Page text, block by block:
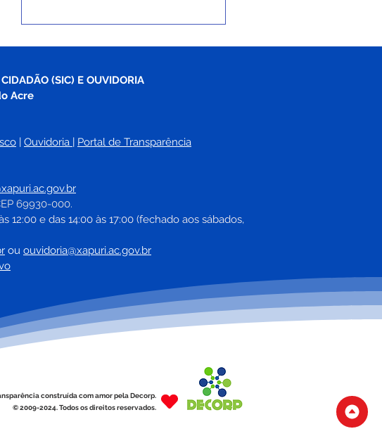
laboratório de informática
da história da rede
municipal de ensino
(SIC) E OUVIDORIA
Acre
| Ouvidoria | Portal de Transparência
69930-000.
12:00 e das 14:00 às 17:00 (fechado aos sábados,
ou ouvidoria@xapuri.ac.gov.br
construída com amor pela Decorp.
© 2009-2024. Todos os direitos reservados.